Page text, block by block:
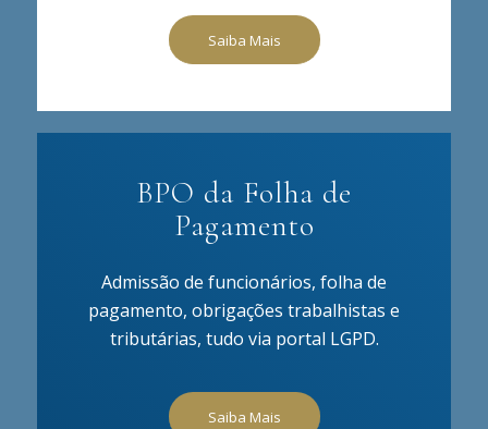
Saiba Mais
BPO da Folha de
Pagamento
Admissão de funcionários, folha de
pagamento, obrigações trabalhistas e
tributárias, tudo via portal LGPD.
Saiba Mais